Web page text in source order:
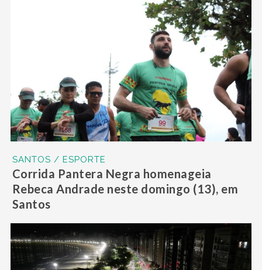
SANTOS / ESPORTE
Corrida Pantera Negra homenageia
Rebeca Andrade neste domingo (13), em
Santos